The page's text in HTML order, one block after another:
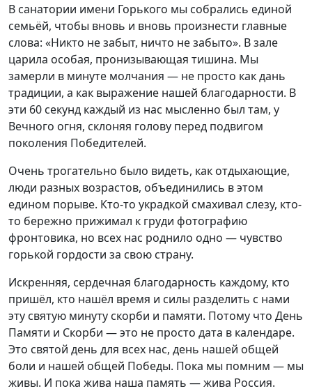
В санатории имени Горького мы собрались единой
семьёй, чтобы вновь и вновь произнести главные
слова: «Никто не забыт, ничто не забыто». В зале
царила особая, пронизывающая тишина. Мы
замерли в минуте молчания — не просто как дань
традиции, а как выражение нашей благодарности. В
эти 60 секунд каждый из нас мысленно был там, у
Вечного огня, склоняя голову перед подвигом
поколения Победителей.
Очень трогательно было видеть, как отдыхающие,
люди разных возрастов, объединились в этом
едином порыве. Кто-то украдкой смахивал слезу, кто-
то бережно прижимал к груди фотографию
фронтовика, но всех нас роднило одно — чувство
горькой гордости за свою страну.
Искренняя, сердечная благодарность каждому, кто
пришёл, кто нашёл время и силы разделить с нами
эту святую минуту скорби и памяти. Потому что День
Памяти и Скорби — это не просто дата в календаре.
Это святой день для всех нас, день нашей общей
боли и нашей общей Победы. Пока мы помним — мы
живы. И пока жива наша память — жива Россия.